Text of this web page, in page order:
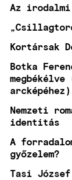
Az
Kortársak
Botka
arcképéhez)
Nemzeti
identitás
A
győzelem?
Tasi